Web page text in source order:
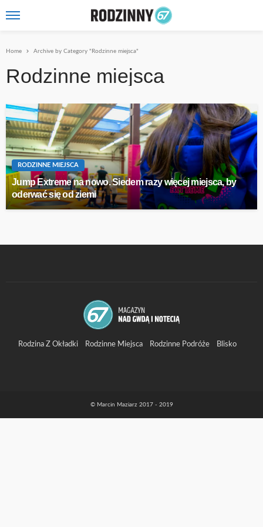
Home Archive by Category "Rodzinne miejsca"
Rodzinne miejsca
RODZINNE MIEJSCA
Jump Extreme na nowo. Siedem razy więcej miejsca, by
oderwać się od ziemi
Rodzina Z Okładki Rodzinne Miejsca Rodzinne Podróże Blisko
© Marcin Maziarz 2017 - 2019